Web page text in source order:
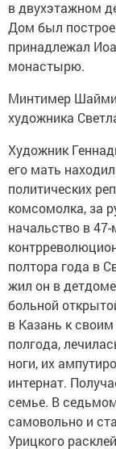
в двухэтажном
Дом был
принадлежал
монастырю.
Минтимер
художника
Художник
его мать
политических
комсомолка, за
начальство в
полтора года в
жил он в
больной
в Казань к
полгода,
ноги, их
интернат.
семье. В
самовольно и
Урицкого